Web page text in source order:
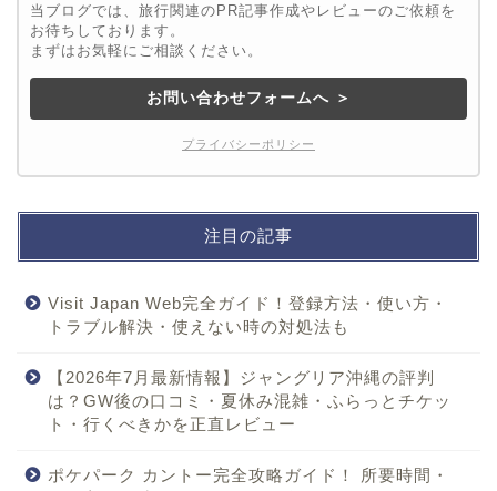
当ブログでは、旅行関連のPR記事作成やレビューのご依頼を
お待ちしております。
まずはお気軽にご相談ください。
お問い合わせフォームへ ＞
プライバシーポリシー
注目の記事
Visit Japan Web完全ガイド！登録方法・使い方・
トラブル解決・使えない時の対処法も
【2026年7月最新情報】ジャングリア沖縄の評判
は？GW後の口コミ・夏休み混雑・ふらっとチケッ
ト・行くべきかを正直レビュー
ポケパーク カントー完全攻略ガイド！ 所要時間・